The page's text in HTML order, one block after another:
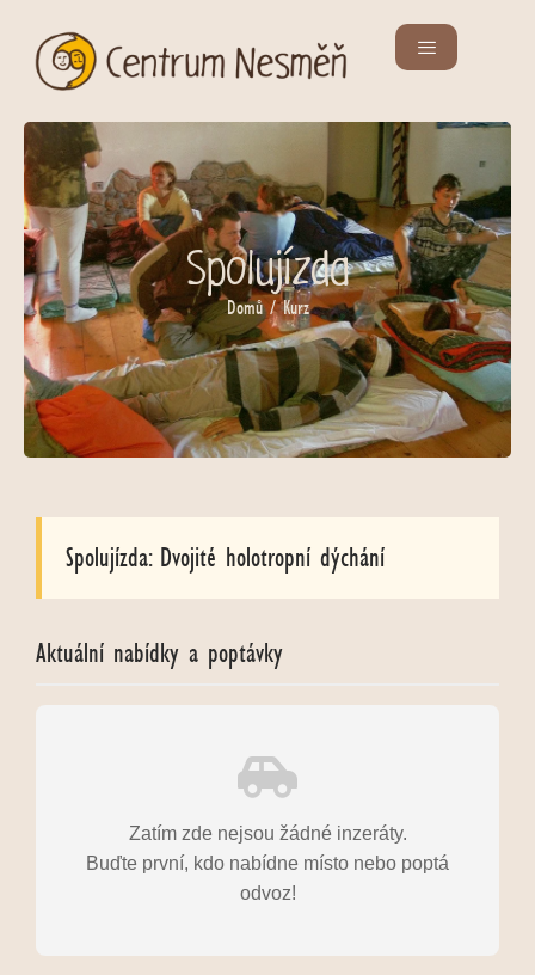
Spolujízda
Domů/ Kurz
Spolujízda: Dvojité holotropní dýchání
Aktuální nabídky a poptávky
Zatím zde nejsou žádné inzeráty.
Buďte první, kdo nabídne místo nebo poptá
odvoz!